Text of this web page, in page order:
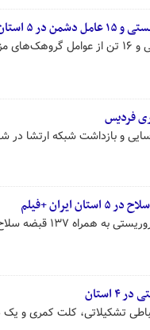
شدند
فردیس
و بازداشت شبکه ارتشا در